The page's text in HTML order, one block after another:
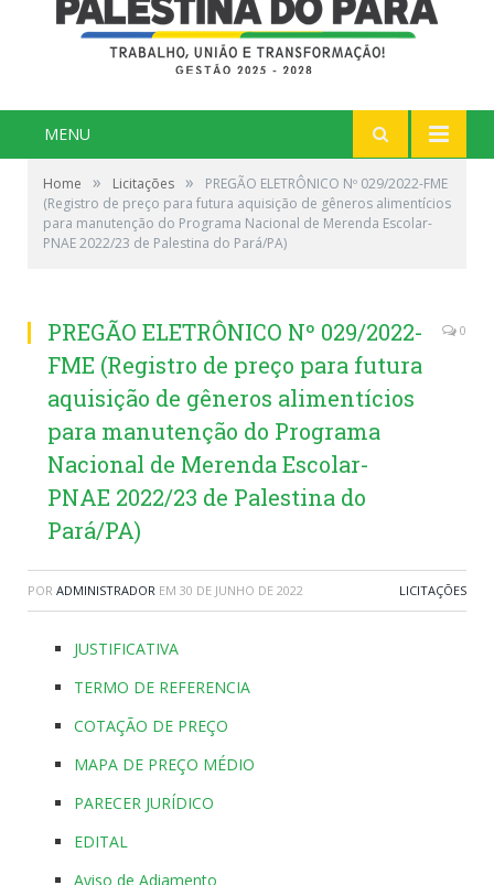
MENU
Home » Licitações »
PREGÃO ELETRÔNICO Nº 029/2022-FME
(Registro de preço para futura aquisição de gêneros alimentícios
para manutenção do Programa Nacional de Merenda Escolar-
PNAE 2022/23 de Palestina do Pará/PA)
PREGÃO ELETRÔNICO Nº 029/2022-
FME (Registro de preço para futura
aquisição de gêneros alimentícios
para manutenção do Programa
Nacional de Merenda Escolar-
PNAE 2022/23 de Palestina do
Pará/PA)
0
POR ADMINISTRADOR EM 30 DE JUNHO DE 2022 LICITAÇÕES
JUSTIFICATIVA
TERMO DE REFERENCIA
COTAÇÃO DE PREÇO
MAPA DE PREÇO MÉDIO
PARECER JURÍDICO
EDITAL
Aviso de Adiamento